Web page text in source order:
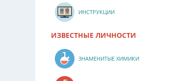
ИНСТРУКЦИИ
ИЗВЕСТНЫЕ ЛИЧНОСТИ
ЗНАМЕНИТЫЕ ХИМИКИ